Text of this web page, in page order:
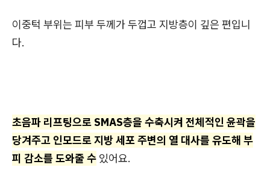
이중턱 부위는 피부 두께가 두껍고 지방층이 깊은 편입니
다.
초음파 리프팅으로 SMAS층을 수축시켜 전체적인 윤곽을
당겨주고 인모드로 지방 세포 주변의 열 대사를 유도해 부
피 감소를 도와줄 수 있어요.